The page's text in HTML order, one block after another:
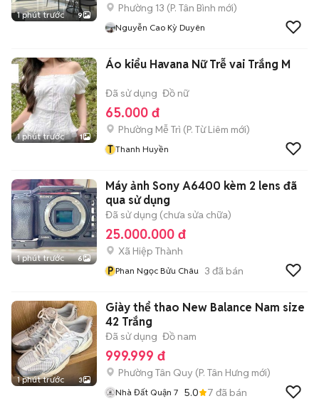
1 phút trước 9
Phường 13 (P. Tân Bình mới)
Nguyễn Cao Kỳ Duyên
1 phút trước 1
Áo kiểu Havana Nữ Trễ vai Trắng M
Đã sử dụng Đồ nữ
65.000 đ
Phường Mễ Trì (P. Từ Liêm mới)
T Thanh Huyền
1 phút trước 6
Máy ảnh Sony A6400 kèm 2 lens đã
qua sử dụng
Đã sử dụng (chưa sửa chữa)
25.000.000 đ
Xã Hiệp Thành
P Phan Ngọc Bửu Châu 3 đã bán
1 phút trước 3
Giày thể thao New Balance Nam size
42 Trắng
Đã sử dụng Đồ nam
999.999 đ
Phường Tân Quy (P. Tân Hưng mới)
Nhà Đất Quận 7 5.0 7 đã bán